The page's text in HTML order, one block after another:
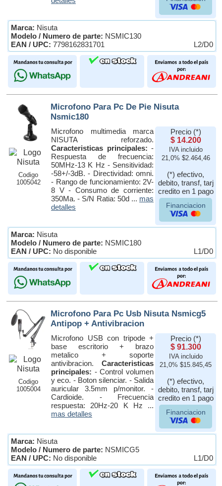
Marca: Nisuta
Modelo / Numero de parte: NSMIC130
EAN / UPC: 7798162831701 L2/D0
Codigo
1005042
Microfono Para Pc De Pie Nisuta
Nsmic180
Microfono multimedia marca
NISUTA reforzado.
Caracteristicas principales: -
Respuesta de frecuencia:
50MHz-13 K Hz - Sensitividad:
-58+/-3dB. - Directividad: omni.
- Rango de funcionamiento: 2V-
8 V - Consumo de corriente:
350Ma. - S/N Ratia: 50d ... mas
detalles
Precio (*)
$ 14.200
IVA incluido
21,0% $2.464,46
(*) efectivo,
debito, transf, tarj
credito en 1 pago
Financiacion
Marca: Nisuta
Modelo / Numero de parte: NSMIC180
EAN / UPC: No disponible L1/D0
Codigo
1005004
Microfono Para Pc Usb Nisuta Nsmicg5
Antipop + Antivibracion
Microfono USB con tripode +
base escritorio + brazo
metalico + soporte
antivibracion. Caracteristicas
principales: - Control volumen
y eco. - Boton silenciar. - Salida
auricular 3.5mm p/monitor. -
Cardioide. - Frecuencia
respuesta: 20Hz-20 K Hz ...
mas detalles
Precio (*)
$ 91.300
IVA incluido
21,0% $15.845,45
(*) efectivo,
debito, transf, tarj
credito en 1 pago
Financiacion
Marca: Nisuta
Modelo / Numero de parte: NSMICG5
EAN / UPC: No disponible L1/D0